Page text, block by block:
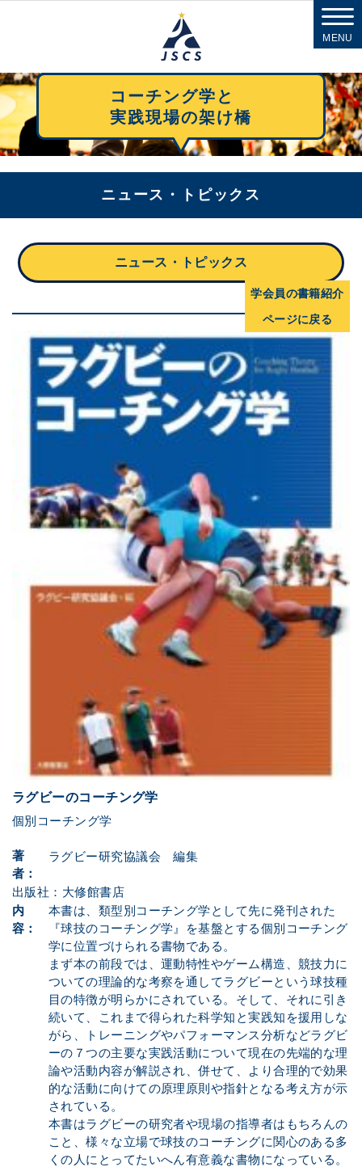
MENU
コーチング学と
実践現場の架け橋
ニュース・トピックス
ニュース・トピックス
学会員の書籍紹介
ページに戻る
ラグビーのコーチング学
個別コーチング学
著
者：
ラグビー研究協議会 編集
出版社：大修館書店
内
容：
本書は、類型別コーチング学として先に発刊された
『球技のコーチング学』を基盤とする個別コーチング
学に位置づけられる書物である。
まず本の前段では、運動特性やゲーム構造、競技力に
ついての理論的な考察を通してラグビーという球技種
目の特徴が明らかにされている。そして、それに引き
続いて、これまで得られた科学知と実践知を援用しな
がら、トレーニングやパフォーマンス分析などラグビ
ーの７つの主要な実践活動について現在の先端的な理
論や活動内容が解説され、併せて、より合理的で効果
的な活動に向けての原理原則や指針となる考え方が示
されている。
本書はラグビーの研究者や現場の指導者はもちろんの
こと、様々な立場で球技のコーチングに関心のある多
くの人にとってたいへん有意義な書物になっている。